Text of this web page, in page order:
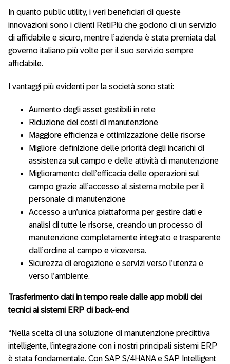
In quanto public utility, i veri beneficiari di queste
innovazioni sono i clienti RetiPiù che godono di un servizio
di affidabile e sicuro, mentre l’azienda è stata premiata dal
governo italiano più volte per il suo servizio sempre
affidabile.
I vantaggi più evidenti per la società sono stati:
Aumento degli asset gestibili in rete
Riduzione dei costi di manutenzione
Maggiore efficienza e ottimizzazione delle risorse
Migliore definizione delle priorità degli incarichi di
assistenza sul campo e delle attività di manutenzione
Miglioramento dell’efficacia delle operazioni sul
campo grazie all’accesso al sistema mobile per il
personale di manutenzione
Accesso a un’unica piattaforma per gestire dati e
analisi di tutte le risorse, creando un processo di
manutenzione completamente integrato e trasparente
dall’ordine al campo e viceversa.
Sicurezza di erogazione e servizi verso l’utenza e
verso l’ambiente.
Trasferimento dati in tempo reale dalle app mobili dei
tecnici ai sistemi ERP di back-end
“Nella scelta di una soluzione di manutenzione predittiva
intelligente, l’integrazione con i nostri principali sistemi ERP
è stata fondamentale. Con SAP S/4HANA e SAP Intelligent